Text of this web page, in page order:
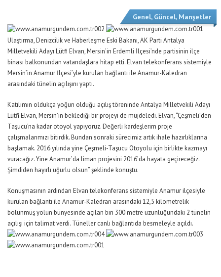
Genel, Güncel, Manşetler
Ulaştırma, Denizcilik ve Haberleşme Eski Bakanı, AK Parti Antalya
Milletvekili Adayı Lütfi Elvan, Mersin’in Erdemli İlçesi’nde partisinin ilçe
binası balkonundan vatandaşlara hitap etti. Elvan telekonferans sistemiyle
Mersin’in Anamur İlçesi’yle kurulan bağlantı ile Anamur-Kaledran
arasındaki tünelin açılışını yaptı.
Katılımın oldukça yoğun olduğu açılış töreninde Antalya Milletvekili Adayı
Lütfi Elvan, Mersin’in beklediği bir projeyi de müjdeledi. Elvan, “Çeşmeli’den
Taşucu’na kadar otoyol yapıyoruz. Değerli kardeşlerim proje
çalışmalarımızı bitirdik. Bundan sonraki sürecimiz artık ihale hazırlıklarına
başlamak. 2016 yılında yine Çeşmeli-Taşucu Otoyolu için birlikte kazmayı
vuracağız. Yine Anamur’da liman projesini 2016’da hayata geçireceğiz.
Şimdiden hayırlı uğurlu olsun” şeklinde konuştu.
Konuşmasının ardından Elvan telekonferans sistemiyle Anamur ilçesiyle
kurulan bağlantı ile Anamur-Kaledran arasındaki 12,5 kilometrelik
bölünmüş yolun bünyesinde açılan bin 300 metre uzunluğundaki 2 tünelin
açılışı için talimat verdi. Tüneller canlı bağlantıda besmeleyle açıldı.